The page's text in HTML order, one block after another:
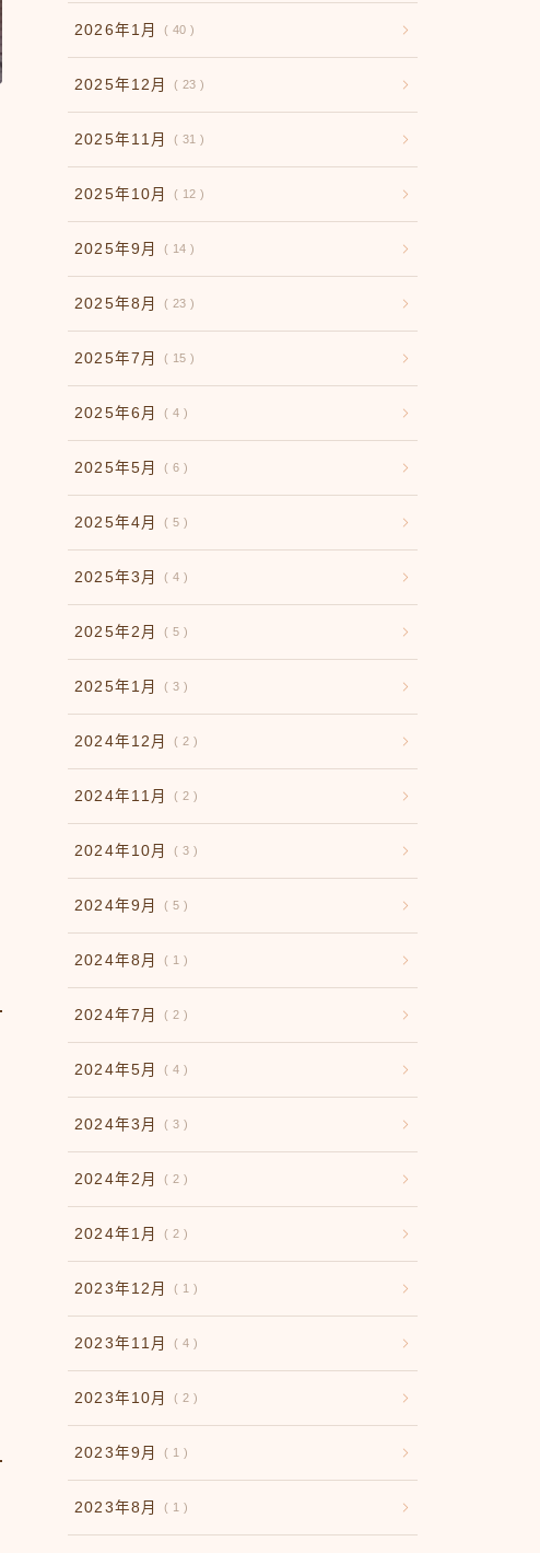
2026年1月 40
2025年12月 23
2025年11月 31
2025年10月 12
2025年9月 14
2025年8月 23
2025年7月 15
2025年6月 4
2025年5月 6
2025年4月 5
2025年3月 4
2025年2月 5
2025年1月 3
2024年12月 2
2024年11月 2
2024年10月 3
2024年9月 5
2024年8月 1
2024年7月 2
2024年5月 4
2024年3月 3
2024年2月 2
2024年1月 2
2023年12月 1
2023年11月 4
2023年10月 2
2023年9月 1
2023年8月 1